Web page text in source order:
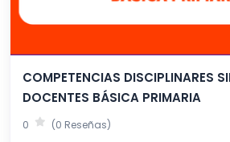
COMPETENCIAS DISCIPLINARES
DOCENTES BÁSICA PRIMARIA
0 (0 Reseñas)